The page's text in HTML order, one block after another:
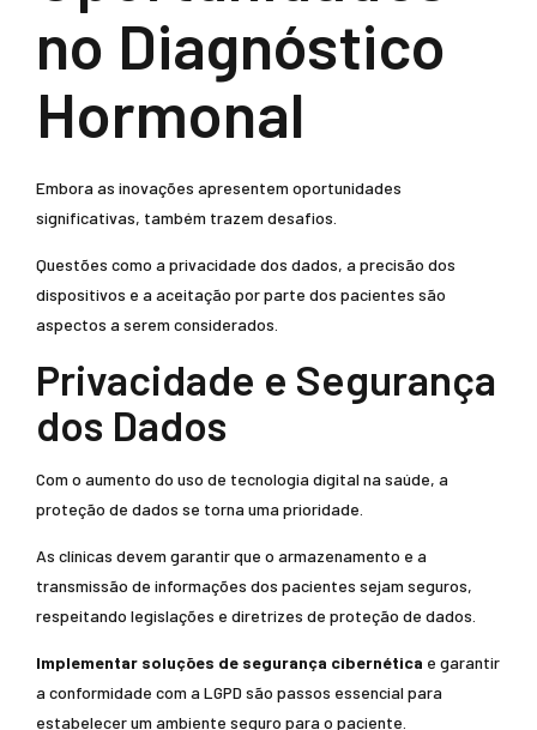
no Diagnóstico
Hormonal
Embora as inovações apresentem oportunidades
significativas, também trazem desafios.
Questões como a privacidade dos dados, a precisão dos
dispositivos e a aceitação por parte dos pacientes são
aspectos a serem considerados.
Privacidade e Segurança
dos Dados
Com o aumento do uso de tecnologia digital na saúde, a
proteção de dados se torna uma prioridade.
As clínicas devem garantir que o armazenamento e a
transmissão de informações dos pacientes sejam seguros,
respeitando legislações e diretrizes de proteção de dados.
Implementar soluções de segurança cibernética e garantir
a conformidade com a LGPD são passos essencial para
estabelecer um ambiente seguro para o paciente.